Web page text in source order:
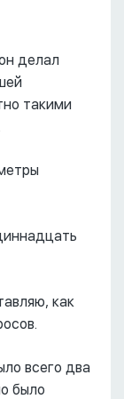
делал
такими
как
всего два
было